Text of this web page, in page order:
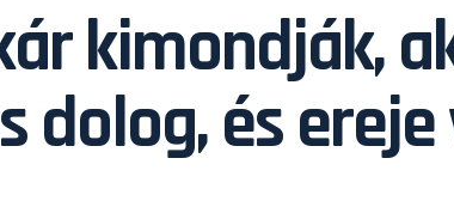
kimondják,
dolog, és